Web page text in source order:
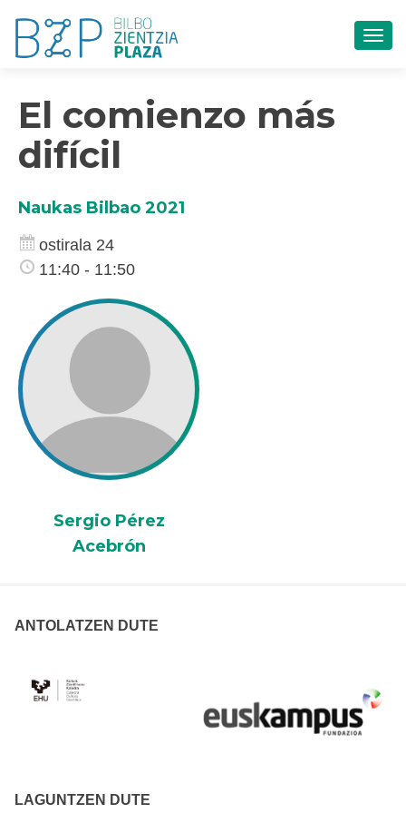
El comienzo más
difícil
Naukas Bilbao 2021
ostirala 24
11:40 - 11:50
Sergio Pérez
Acebrón
ANTOLATZEN DUTE
LAGUNTZEN DUTE